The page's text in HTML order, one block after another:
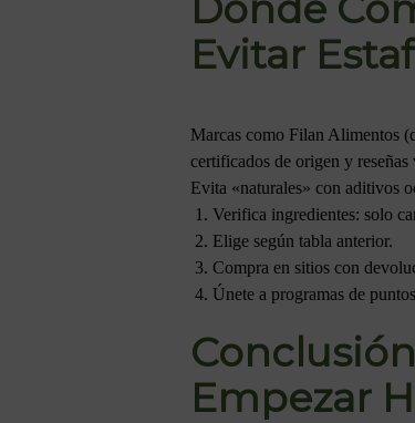
Evitar
Marcas como Filan Alimentos
certificados de origen y
Evita «naturales» con aditivos
Verifica ingredientes: solo
Elige según tabla anterior.
Compra en sitios con
Únete a programas de
Empezar